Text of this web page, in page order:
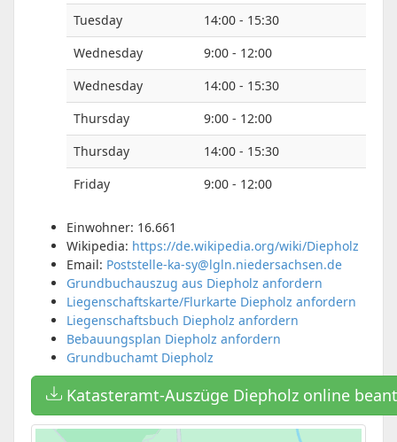
Tuesday
14:00 - 15:30
Wednesday
9:00 - 12:00
Wednesday
14:00 - 15:30
Thursday
9:00 - 12:00
Thursday
14:00 - 15:30
Friday
9:00 - 12:00
Einwohner: 16.661
Wikipedia: https://de.wikipedia.org/wiki/Diepholz
Email: Poststelle-ka-sy@lgln.niedersachsen.de
Grundbuchauszug aus Diepholz anfordern
Liegenschaftskarte/Flurkarte Diepholz anfordern
Liegenschaftsbuch Diepholz anfordern
Bebauungsplan Diepholz anfordern
Grundbuchamt Diepholz
Katasteramt-Auszüge Diepholz online